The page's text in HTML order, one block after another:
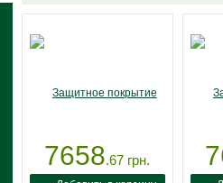
7658.67 грн.